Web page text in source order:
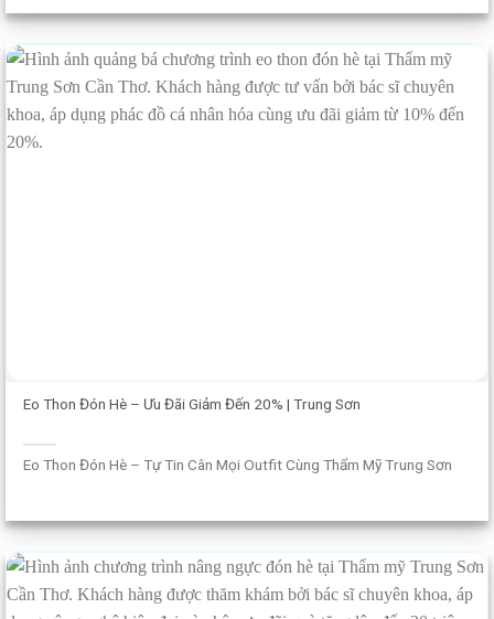
Eo Thon Đón Hè – Ưu Đãi Giảm Đến 20% | Trung Sơn
Eo Thon Đón Hè – Tự Tin Cân Mọi Outfit Cùng Thẩm Mỹ Trung Sơn